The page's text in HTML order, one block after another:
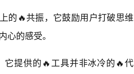
的🔥共振，它鼓励用户打破思维
的感受。
它提供的🔥工具并非冰冷的🔥代